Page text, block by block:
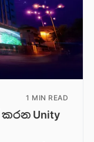
1 MIN READ
Unity